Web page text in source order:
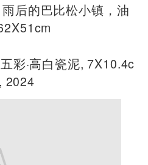
后的巴比松小镇，油
彩·高白瓷泥, 7X10.4c
2024